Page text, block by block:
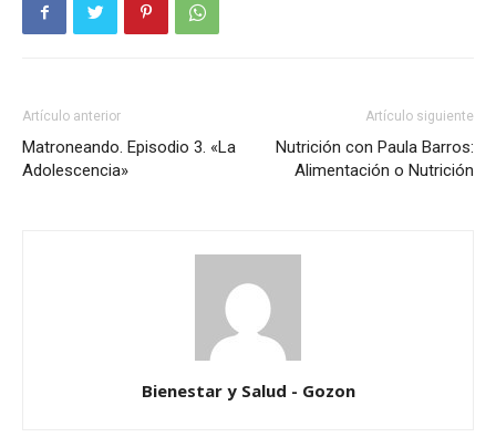
Artículo anterior
Matroneando. Episodio 3. «La
Adolescencia»
Artículo siguiente
Nutrición con Paula Barros:
Alimentación o Nutrición
Bienestar y Salud - Gozon